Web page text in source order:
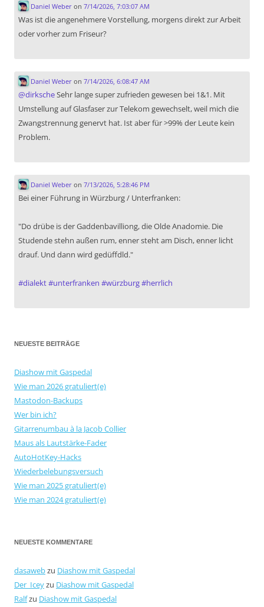
Daniel Weberon 7/14/2026, 7:03:07 AM
Was ist die angenehmere Vorstellung, morgens direkt zur Arbeit
oder vorher zum Friseur?
Daniel Weberon 7/14/2026, 6:08:47 AM
@dirkscheSehr lange super zufrieden gewesen bei 1&1. Mit
Umstellung auf Glasfaser zur Telekom gewechselt, weil mich die
Zwangstrennung genervt hat. Ist aber für >99% der Leute kein
Problem.
Daniel Weberon 7/13/2026, 5:28:46 PM
Bei einer Führung in Würzburg / Unterfranken:
"Do drübe is der Gaddenbavilliong, die Olde Anadomie. Die
Studende stehn außen rum, enner steht am Disch, enner licht
drauf. Und dann wird gedüffdld."
#dialekt#unterfranken #würzburg#herrlich
NEUESTE BEITRÄGE
Diashow mit Gaspedal
Wie man 2026 gratuliert(e)
Mastodon-Backups
Wer bin ich?
Gitarrenumbau à la Jacob Collier
Maus als Lautstärke-Fader
AutoHotKey-Hacks
Wiederbelebungsversuch
Wie man 2025 gratuliert(e)
Wie man 2024 gratuliert(e)
NEUESTE KOMMENTARE
dasawebzu Diashow mit Gaspedal
Der_Iceyzu Diashow mit Gaspedal
Ralfzu Diashow mit Gaspedal